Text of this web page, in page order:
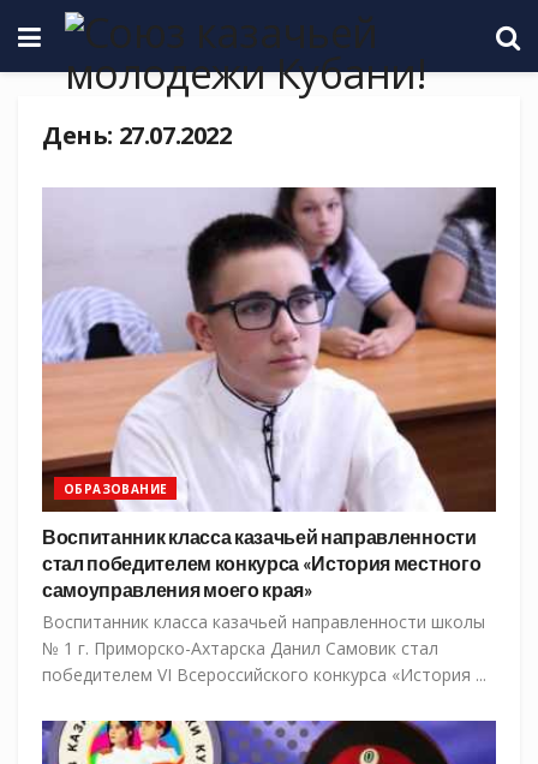
День: 27.07.2022
ОБРАЗОВАНИЕ
Воспитанник класса казачьей направленности
стал победителем конкурса «История местного
самоуправления моего края»
Воспитанник класса казачьей направленности школы
№ 1 г. Приморско-Ахтарска Данил Самовик стал
победителем VI Всероссийского конкурса «История ...